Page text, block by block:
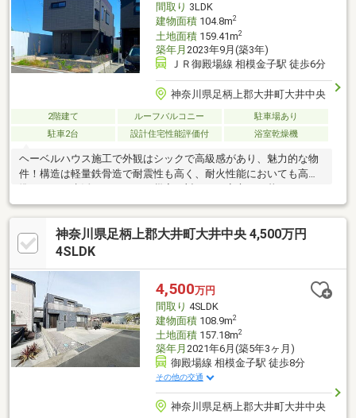
間取り 3LDK
建物面積104.8m2
土地面積159.41m2
築年月 2023年9月(築3年)
ＪＲ御殿場線 相模金子駅 徒歩6分
神奈川県足柄上郡大井町大井中央
2階建て ルーフバルコニー
駐車場あり
駐車2台
設計住宅性能評価付 浴室乾燥機
ヘーベルハウス施工で外観はシックで高級感があり、魅力的な物
件！構造は軽量鉄骨造で耐震性も高く、耐火性能においても高水
戸建て！【仕様・設備】軽量鉄骨造、屋上、WIC、SIC、畳コーナ
ー、電動シャッター(LDK)、全居室シャッター、玄関タッチキー、
床暖房(LDK)、ビルトイン食洗器、カウンターキッチン、カップボ
ード、IHコンロ、浴室暖房乾燥機、洗面台2箇所、ecoジョーズ、
価取得※任意売却につき債務者の承諾を要します。※契約不適合責
任免責※現況有姿
神奈川県足柄上郡大井町大井中央 4,500万円
4SLDK
4,500万円
間取り 4SLDK
建物面積108.9m2
土地面積157.18m2
築年月 2021年6月(築5年3ヶ月)
御殿場線 相模金子駅 徒歩8分
その他の交通
神奈川県足柄上郡大井町大井中央